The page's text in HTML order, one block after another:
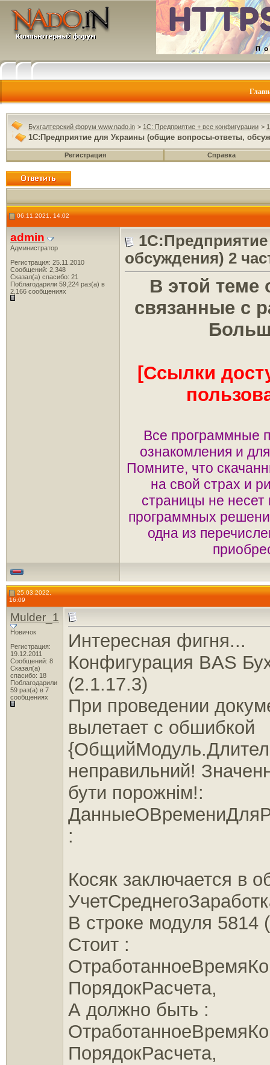
Бухгалтерский форум www.nado.in > 1C: Предприятие + все конфигурации >
1С:Предприятие для Украины (общие вопросы-ответы,
Регистрация Справка
06.11.2021, 14:02
admin
Администратор
Регистрация: 25.11.2010
Сообщений: 2,348
Сказал(а) спасибо: 21
Поблагодарили 59,224 раз(а) в
2,166 сообщениях
обсуждения) 2
В этой
связанные с
[Ссылки
Все программные
ознакомления и
Помните, что
на свой страх и
страницы не несет
программных
одна из
25.03.2022,
16:09
Mulder_1
Новичок
Регистрация:
19.12.2011
Сообщений: 8
Сказал(а)
спасибо: 18
Поблагодарили
59 раз(а) в 7
сообщениях
Интересная фигня...
Конфигурация BAS
(2.1.17.3)
При проведении
вылетает с обшибкой
неправильний!
бути порожнім!:
:
Косяк заключается в
В строке модуля 5814
Стоит :
ПорядокРасчета,
А должно быть :
ПорядокРасчета,